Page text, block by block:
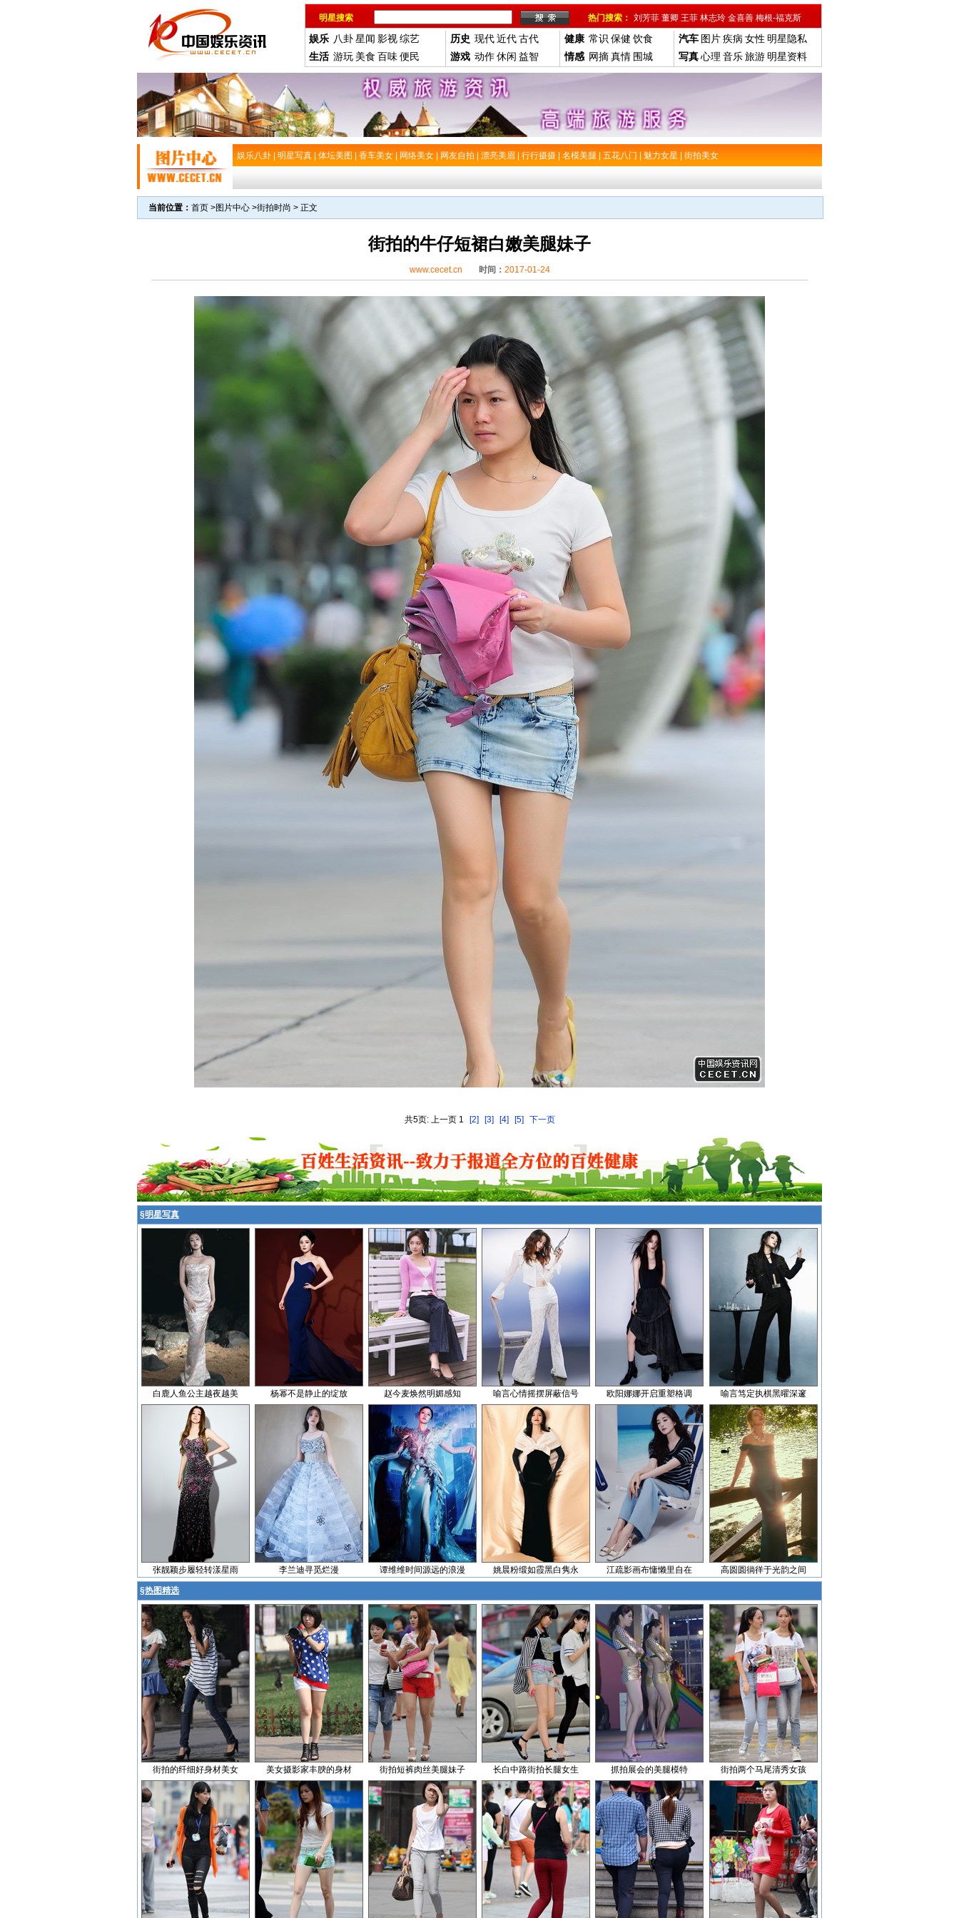
明星搜索 热门搜索： 刘芳菲 董卿 王菲 林志玲 金喜善 梅根-福克斯
娱乐 八卦星闻 影视综艺
生活 游玩 美食 百味便民
历史 现代近代古代
游戏 动作休闲 益智
健康 常识 保健 饮食
情感 网摘真情 围城
汽车 图片疾病 女性 明星隐私
写真心理 音乐旅游 明星资料
娱乐八卦 明星写真 体坛美图 香车美女 网络美女 网友自拍 漂亮美眉 行行摄摄 名模美腿 五花八门 魅力女星 街拍美女
当前位置： 首页 >图片中心 >街拍时尚 > 正文
街拍的牛仔短裙白嫩美腿妹子
www.cecet.cn 时间： 2017-01-24
共5页: 上一页 1 [2] [3] [4] [5] 下一页
§明星写真
白鹿人鱼公主越夜越美 杨幂不是静止的绽放 赵今麦焕然明媚感知 喻言心情摇摆屏蔽信号 欧阳娜娜开启重塑格调 喻言笃定执棋黑曜深邃
张靓颖步履轻转漾星雨 李兰迪寻觅烂漫 谭维维时间源远的浪漫 姚晨粉缎如霞黑白隽永 江疏影画布慵懒里自在 高圆圆徜徉于光韵之间
§热图精选
街拍的纤细好身材美女 美女摄影家丰腴的身材 街拍短裤肉丝美腿妹子 长白中路街拍长腿女生 抓拍展会的美腿模特 街拍两个马尾清秀女孩